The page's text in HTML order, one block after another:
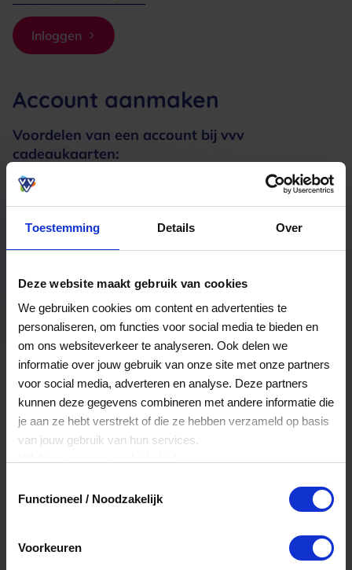
Toestemming Details Over
Deze website maakt gebruik van cookies
We gebruiken cookies om content en advertenties te
personaliseren, om functies voor social media te bieden en
om ons websiteverkeer te analyseren. Ook delen we
informatie over jouw gebruik van onze site met onze partners
voor social media, adverteren en analyse. Deze partners
kunnen deze gegevens combineren met andere informatie die
je aan ze hebt verstrekt of die ze hebben verzameld op basis
van jouw gebruik van hun services.
Functioneel / Noodzakelijk
Voorkeuren
Inloggen
Account aanmaken
Voordelen van een account bij vvv
cadeaukaarten:
Meerdere adressen registreren
Een bestelling volgen
Nog veel meer...
Maak account aan